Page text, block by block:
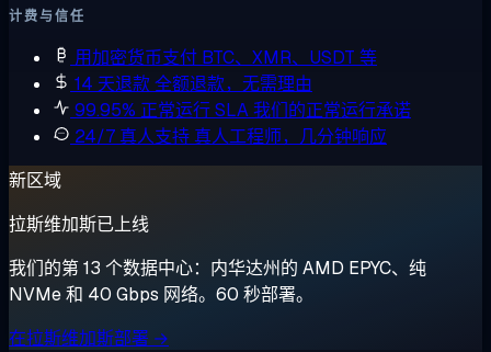
计费与信任
用加密货币支付 BTC、XMR、USDT 等
14 天退款全额退款，无需理由
99.95% 正常运行 SLA我们的正常运行承诺
24/7 真人支持 真人工程师，几分钟响应
新区域
拉斯维加斯已上线
我们的第 13 个数据中心：内华达州的 AMD EPYC、纯
NVMe 和 40 Gbps 网络。60 秒部署。
在拉斯维加斯部署 →